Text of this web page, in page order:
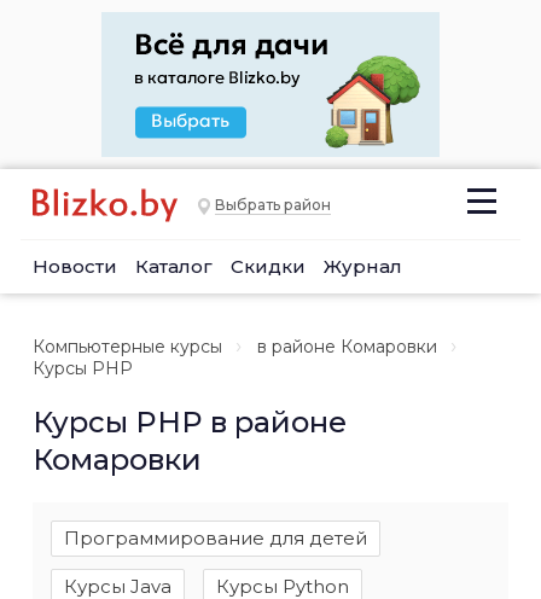
Выбрать район
Новости Каталог Скидки Журнал
Компьютерные курсы
в районе Комаровки
Курсы PHP
Курсы PHP в районе
Комаровки
Программирование для детей
Курсы Java Курсы Python